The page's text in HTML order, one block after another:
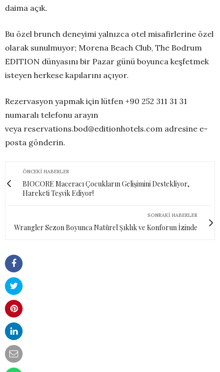
daima açık.
Bu özel brunch deneyimi yalnızca otel misafirlerine özel
olarak sunulmuyor; Morena Beach Club, The Bodrum
EDITION dünyasını bir Pazar günü boyunca keşfetmek
isteyen herkese kapılarını açıyor.
Rezervasyon yapmak için lütfen +90 252 311 31 31
numaralı telefonu arayın
veya reservations.bod@editionhotels.com adresine e-
posta gönderin.
ÖNCEKI HABERLER
BIOCORE Maceracı Çocukların Gelişimini Destekliyor,
Hareketi Teşvik Ediyor!
SONRAKI HABERLER
Wrangler Sezon Boyunca Natürel Şıklık ve Konforun İzinde